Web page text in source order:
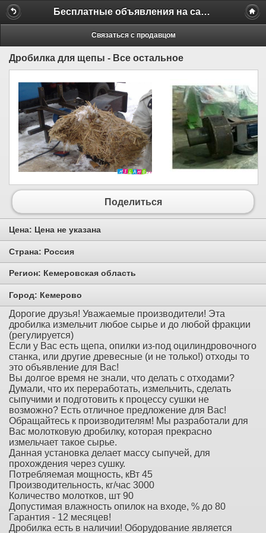
Бесплатные объявления на сайте MILAMO.ru
Связаться с продавцом
Дробилка для щепы - Все остальное
Поделиться
Цена: Цена не указана
Страна: Россия
Регион: Кемеровская область
Город: Кемерово
Дорогие друзья! Уважаемые производители! Эта
дробилка измельчит любое сырье и до любой фракции
(регулируется)
Если у Вас есть щепа, опилки из-под оцилиндровочного
станка, или другие древесные (и не только!) отходы то
это объявление для Вас!
Вы долгое время не знали, что делать с отходами?
Думали, что их переработать, измельчить, сделать
сыпучими и подготовить к процессу сушки не
возможно? Есть отличное предложение для Вас!
Обращайтесь к производителям! Мы разработали для
Вас молотковую дробилку, которая прекрасно
измельчает такое сырье.
Данная установка делает массу сыпучей, для
прохождения через сушку.
Потребляемая мощность, кВт 45
Производительность, кг/час 3000
Количество молотков, шт 90
Допустимая влажность опилок на входе, % до 80
Гарантия - 12 месяцев!
Дробилка есть в наличии! Оборудование является